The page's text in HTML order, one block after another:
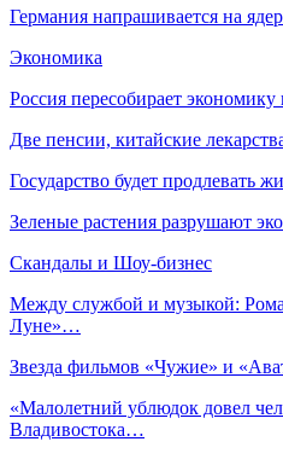
Германия напрашивается на
Экономика
Россия пересобирает
Две пенсии, китайские
Государство будет продлевать
Зеленые растения разрушают
Скандалы и Шоу-бизнес
Между службой и музыкой:
Луне»…
Звезда фильмов «Чужие» и
«Малолетний ублюдок довел
Владивостока…